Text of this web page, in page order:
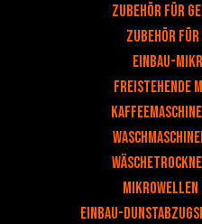
Zubehör für
Zubehör
Einbau-
Freistehende
Mikrowellen
Einbau-